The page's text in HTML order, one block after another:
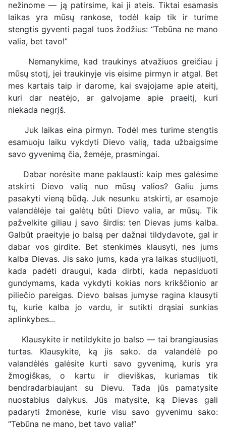
nežinome — ją patirsime, kai ji ateis. Tiktai esamasis
laikas yra mūsų rankose, todėl kaip tik ir turime
stengtis gyventi pagal tuos žodžius: “Tebūna ne mano
valia, bet tavo!”
Nemanykime, kad traukinys atvažiuos greičiau į
mūsų stotį, jei traukinyje vis eisime pirmyn ir atgal. Bet
mes kartais taip ir darome, kai svajojame apie ateitį,
kuri dar neatėjo, ar galvojame apie praeitį, kuri
niekada negrįš.
Juk laikas eina pirmyn. Todėl mes turime stengtis
esamuoju laiku vykdyti Dievo valią, tada užbaigsime
savo gyvenimą čia, žemėje, prasmingai.
Dabar norėsite mane paklausti: kaip mes galėsime
atskirti Dievo valią nuo mūsų valios? Galiu jums
pasakyti vieną būdą. Juk nesunku atskirti, ar esamoje
valandėlėje tai galėtų būti Dievo valia, ar mūsų. Tik
pažvelkite giliau į savo širdis: ten Dievas jums kalba.
Galbūt praeityje jo balsą per dažnai tildydavote, gal ir
dabar vos girdite. Bet stenkimės klausyti, nes jums
kalba Dievas. Jis sako jums, kada yra laikas studijuoti,
kada padėti draugui, kada dirbti, kada nepasiduoti
gundymams, kada vykdyti kokias nors krikščionio ar
piliečio pareigas. Dievo balsas jumyse ragina klausyti
tų, kurie kalba jo vardu, ir sutikti drąsiai sunkias
aplinkybes...
Klausykite ir netildykite jo balso — tai brangiausias
turtas. Klausykite, ką jis sako. da valandėlė po
valandėlės galėsite kurti savo gyvenimą, kuris yra
žmogiškas, o kartu ir dieviškas, kuriamas tik
bendradarbiaujant su Dievu. Tada jūs pamatysite
nuostabius dalykus. Jūs matysite, ką Dievas gali
padaryti žmonėse, kurie visu savo gyvenimu sako:
“Tebūna ne mano, bet tavo valia!”